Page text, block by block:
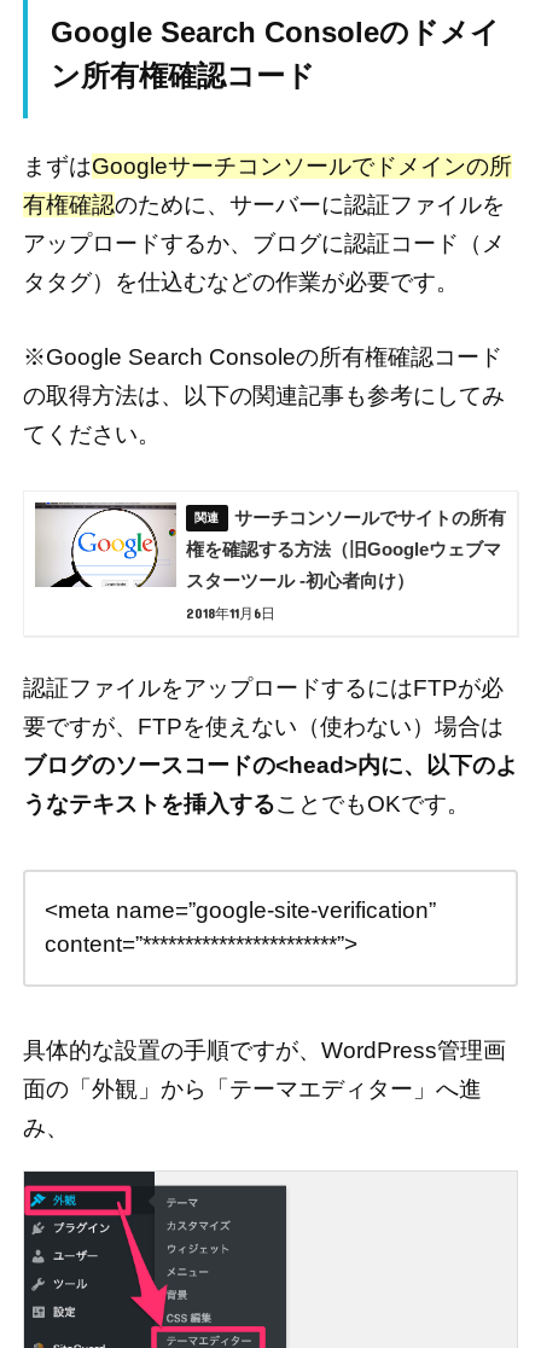
Google Search Consoleのドメイ
ン所有権確認コード
まずはGoogleサーチコンソールでドメインの所
有権確認のために、サーバーに認証ファイルを
アップロードするか、ブログに認証コード（メ
タタグ）を仕込むなどの作業が必要です。
※Google Search Consoleの所有権確認コード
の取得方法は、以下の関連記事も参考にしてみ
てください。
サーチコンソールでサイトの所有
権を確認する方法（旧Googleウェブマ
スターツール -初心者向け）
2018年11月6日
認証ファイルをアップロードするにはFTPが必
要ですが、FTPを使えない（使わない）場合は
ブログのソースコードの<head>内に、以下のよ
うなテキストを挿入することでもOKです。
<meta name=”google-site-verification”
content=”***********************”>
具体的な設置の手順ですが、WordPress管理画
面の「外観」から「テーマエディター」へ進
み、